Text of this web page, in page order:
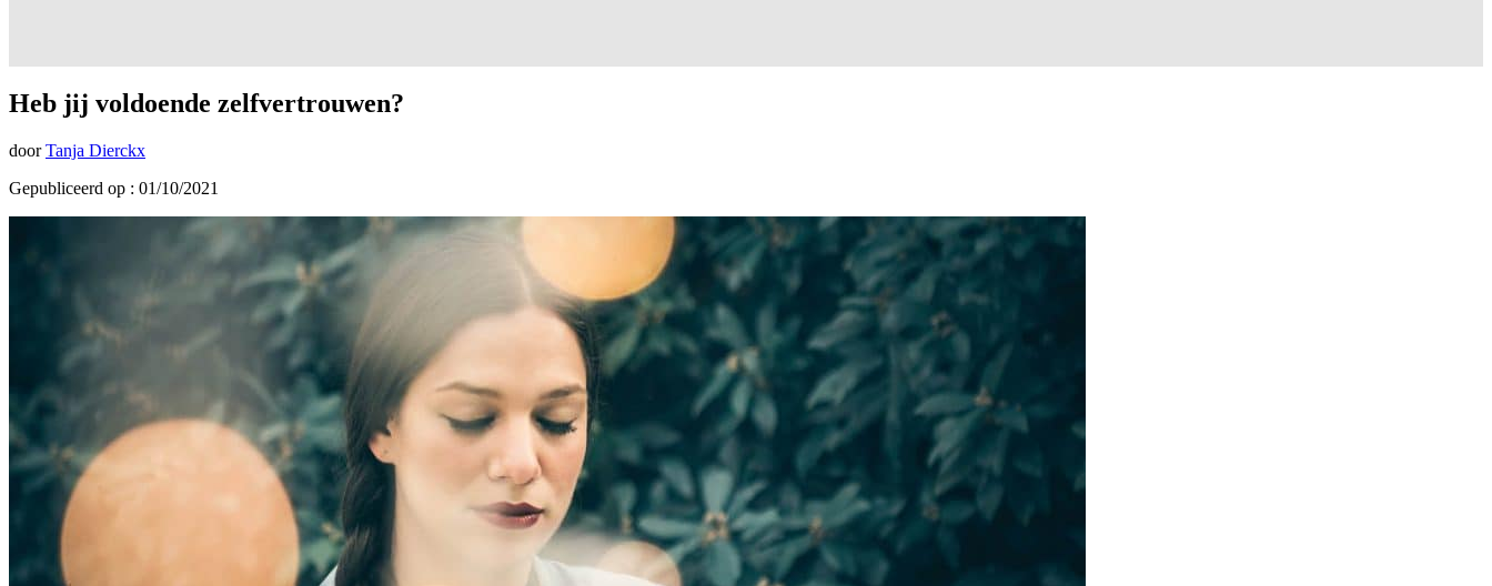
Heb jij voldoende zelfvertrouwen?
door Tanja Dierckx
Gepubliceerd op : 01/10/2021